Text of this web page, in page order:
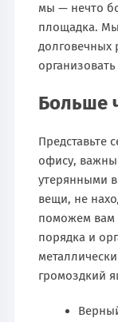
мы — нечто
площадка.
долговечных
Больше
Представьте
офису,
утерянными
вещи, не
поможем вам
порядка и
громоздкий